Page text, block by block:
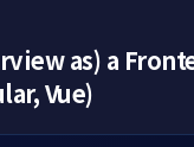
as) a
Vue)